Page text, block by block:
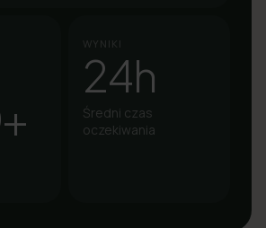
WYNIKI
24h
Średni czas
oczekiwania